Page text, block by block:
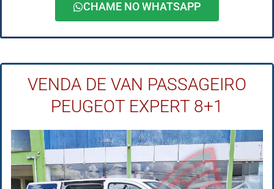
CHAME NO WHATSAPP
VENDA DE VAN PASSAGEIRO
PEUGEOT EXPERT 8+1